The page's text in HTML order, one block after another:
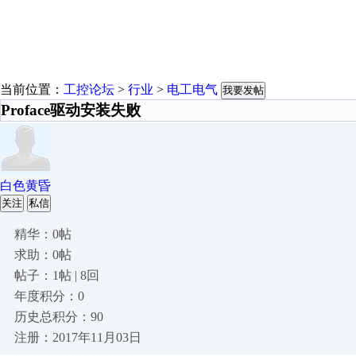
当前位置： 工控论坛 > 行业 > 电工电气 我要发帖
Proface驱动安装失败
白色黄昏
关注 私信
精华：0帖
求助：0帖
帖子：1帖 | 8回
年度积分：0
历史总积分：90
注册：2017年11月03日